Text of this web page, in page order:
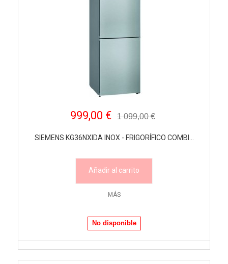
999,00 € 1 099,00 €
SIEMENS KG36NXIDA INOX - FRIGORÍFICO COMBI...
Añadir al carrito
MÁS
No disponible